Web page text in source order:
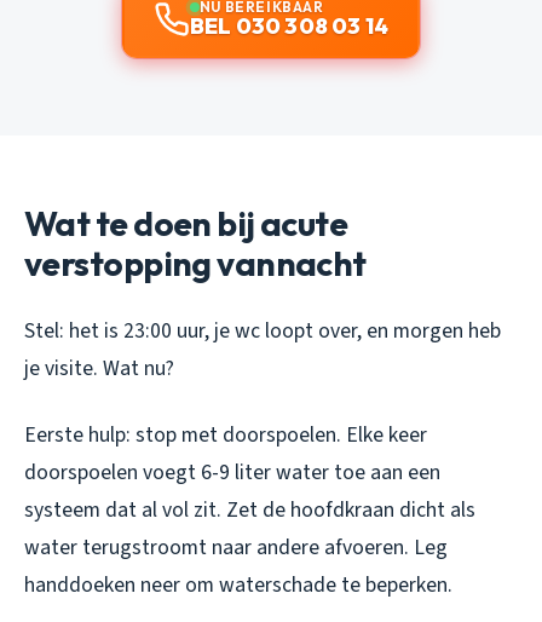
NU BEREIKBAAR
BEL 030 308 03 14
Wat te doen bij acute
verstopping vannacht
Stel: het is 23:00 uur, je wc loopt over, en morgen heb
je visite. Wat nu?
Eerste hulp: stop met doorspoelen. Elke keer
doorspoelen voegt 6-9 liter water toe aan een
systeem dat al vol zit. Zet de hoofdkraan dicht als
water terugstroomt naar andere afvoeren. Leg
handdoeken neer om waterschade te beperken.